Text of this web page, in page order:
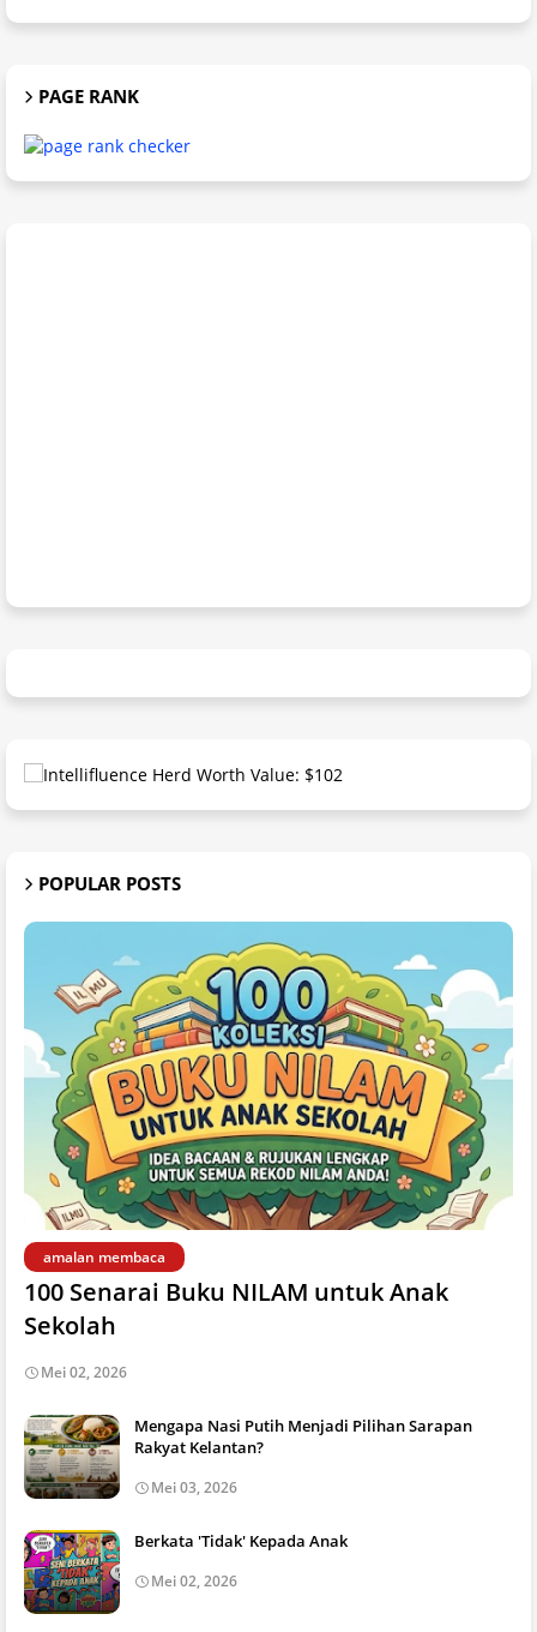
PAGE RANK
POPULAR POSTS
amalan membaca
100 Senarai Buku NILAM untuk Anak
Sekolah
Mei 02, 2026
Mengapa Nasi Putih Menjadi Pilihan Sarapan
Rakyat Kelantan?
Mei 03, 2026
Berkata 'Tidak' Kepada Anak
Mei 02, 2026